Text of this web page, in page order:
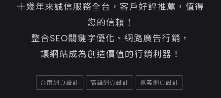
十幾年來誠信服務全台，客戶好評推薦，值得
您的信賴！
整合SEO關鍵字優化、網路廣告行銷，
讓網站成為創造價值的行銷利器！
台南網頁設計 高雄網頁設計 嘉義網頁設計